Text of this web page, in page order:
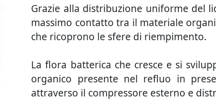
Grazie alla distribuzione uniforme del
massimo contatto tra il materiale
che ricoprono le sfere di riempimento.
La flora batterica che cresce e si
organico presente nel refluo in
attraverso il compressore esterno e